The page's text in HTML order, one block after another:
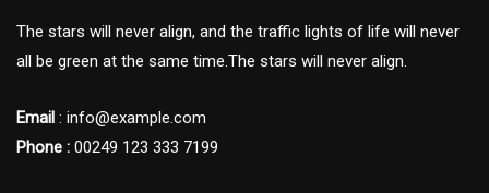
The stars will never align, and the traffic lights of life will never
all be green at the same time.The stars will never align.
Email : info@example.com
Phone : 00249 123 333 7199